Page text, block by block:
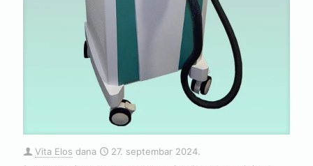
Vita Elos dana 27. septembar 2024.